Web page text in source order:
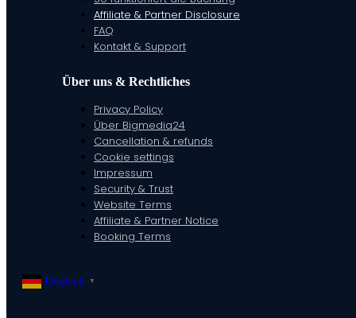
Affiliate & Partner Disclosure
FAQ
Kontakt & Support
Über uns & Rechtliches
Privacy Policy
Über Bigmedia24
Cancellation & refunds
Cookie settings
Impressum
Security & Trust
Website Terms
Affiliate & Partner Notice
Booking Terms
Deutsch ▼